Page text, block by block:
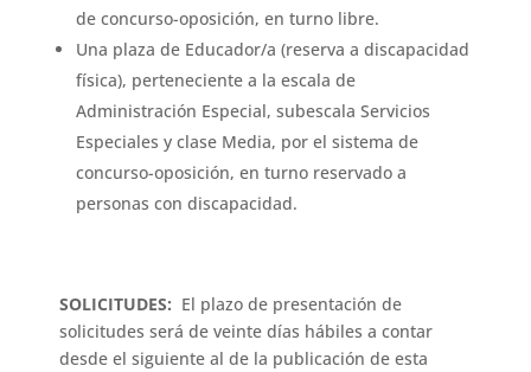
de concurso-oposición, en turno libre.
Una plaza de Educador/a (reserva a discapacidad
física), perteneciente a la escala de
Administración Especial, subescala Servicios
Especiales y clase Media, por el sistema de
concurso-oposición, en turno reservado a
personas con discapacidad.
SOLICITUDES: El plazo de presentación de
solicitudes será de veinte días hábiles a contar
desde el siguiente al de la publicación de esta